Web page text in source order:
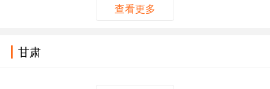
查看更多
甘肃